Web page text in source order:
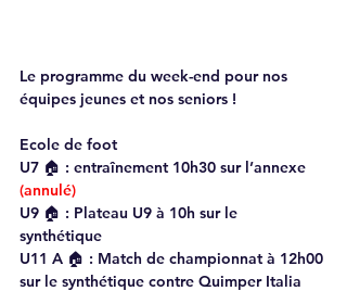
Le programme du week-end pour nos
équipes jeunes et nos seniors !
Ecole de foot
U7 🏠 : entraînement 10h30 sur l’annexe
(annulé)
U9 🏠 : Plateau U9 à 10h sur le
synthétique
U11 A 🏠 : Match de championnat à 12h00
sur le synthétique contre Quimper Italia